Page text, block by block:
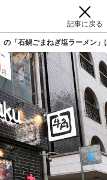
記事に戻る
「石鍋ごまねぎ塩ラーメン